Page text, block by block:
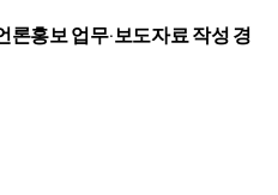
홍보 업무·보도자료 작성 경